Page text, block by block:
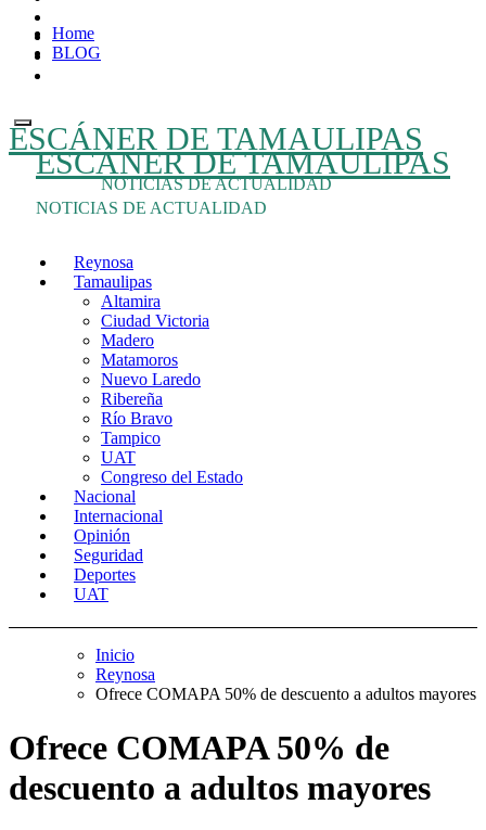
contenido
Home
BLOG
ESCÁNER DE TAMAULIPAS
NOTICIAS DE ACTUALIDAD
ESCÁNER DE TAMAULIPAS
NOTICIAS DE ACTUALIDAD
Reynosa
Tamaulipas
Altamira
Ciudad Victoria
Madero
Matamoros
Nuevo Laredo
Ribereña
Río Bravo
Tampico
UAT
Congreso del Estado
Nacional
Internacional
Opinión
Seguridad
Deportes
UAT
Inicio
Reynosa
Ofrece COMAPA 50% de descuento a adultos mayores
Ofrece COMAPA 50% de
descuento a adultos mayores